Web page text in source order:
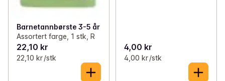
Barnetannbørste 3-5 år
Assortert farge, 1 stk, R
22,10 kr
22,10 kr /stk
4,00 kr
4,00 kr /stk